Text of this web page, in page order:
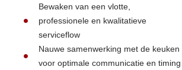
Bewaken van een vlotte,
professionele en kwalitatieve
serviceflow
Nauwe samenwerking met de keuken
voor optimale communicatie en timing